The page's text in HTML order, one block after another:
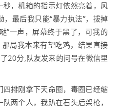
，机箱的指示灯依然亮着，风
最后我只能“暴力执法”，拔掉
一声，屏幕终于黑了，可我的
局我本来有望吃鸡，结果直接
20分,队友发来的问号在微信里
排刚拿下天命圈，毒圈已经缩
两个人，我趴在石头后架枪，